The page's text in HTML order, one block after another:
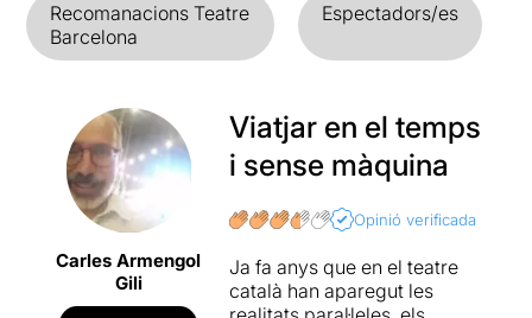
Recomanacions Teatre
Barcelona
Espectadors/es
Carles Armengol
Gili
Viatjar en el temps
i sense màquina
Opinió verificada
Ja fa anys que en el teatre
català han aparegut les